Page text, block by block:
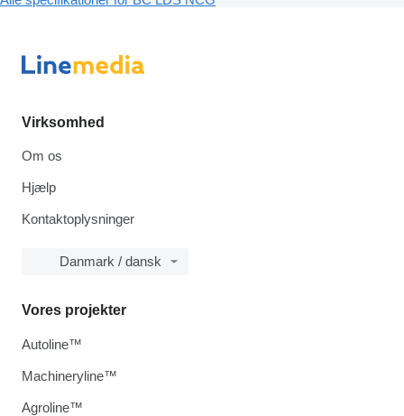
Virksomhed
Om os
Hjælp
Kontaktoplysninger
Danmark / dansk
Vores projekter
Autoline™
Machineryline™
Agroline™